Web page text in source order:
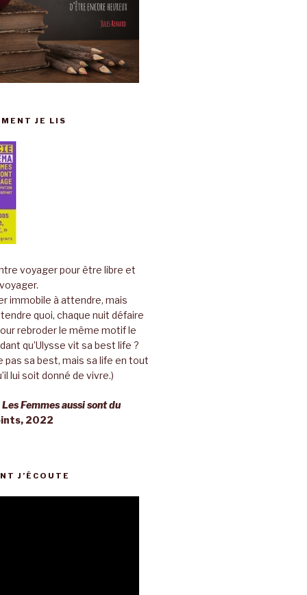
JE LIS
voyager pour être libre et
immobile à attendre, mais
quoi, chaque nuit défaire
rebroder le même motif le
qu’Ulysse vit sa best life ?
pas sa best, mais sa life en tout
lui soit donné de vivre.)
Les Femmes aussi sont du
2022
J’ÉCOUTE